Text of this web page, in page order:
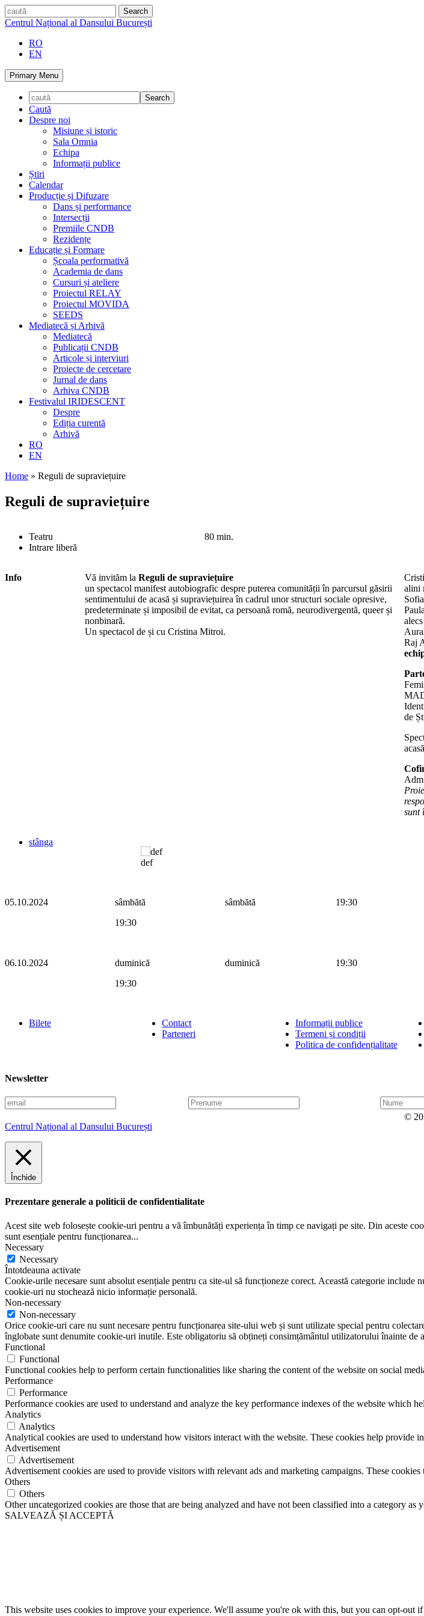
Skip
to
caută
Centrul Național al Dansului București
RO
EN
Primary Menu
Caută
Despre noi
Misiune și istoric
Sala Omnia
Echipa
Informații publice
Știri
Calendar
Producție și Difuzare
Dans și performance
Intersecții
Premiile CNDB
Rezidențe
Educație și Formare
Școala performativă
Academia de dans
Cursuri și ateliere
Proiectul RELAY
Proiectul MOVIDA
SEEDS
Mediatecă și Arhivă
Mediatecă
Publicații CNDB
Articole și interviuri
Proiecte de cercetare
Jurnal de dans
Arhiva CNDB
Festivalul IRIDESCENT
Despre
Ediția curentă
Arhivă
RO
EN
Home » Reguli de supraviețuire
Reguli de supraviețuire
Teatru
Intrare liberă
80 min.
Info Vă invităm la Reguli de supraviețuire
un spectacol manifest autobiografic despre puterea comunității în parcursul găsirii
sentimentului de acasă și supraviețuirea în cadrul unor structuri sociale opresive,
predeterminate și imposibil de evitat, ca persoană romă, neurodivergentă, queer și
nonbinară.
Un spectacol de și cu Cristina Mitroi.
alini
Raj
de
sunt
stânga
def
05.10.2024
sâmbătă
19:30
sâmbătă 19:30
06.10.2024
duminică
19:30
duminică 19:30
Bilete
Contact
Parteneri
Informații publice
Termeni și condiții
Politica de confidențialitate
Newsletter
E
m
a
i
l
P
r
N
u
Centrul Național al Dansului București
©
This website uses cookies to improve your experience. We'll assume you're ok with this, but you can opt-out
Închide
Prezentare generale a politicii de confidentialitate
Acest site web folosește cookie-uri pentru a vă îmbunătăți experiența în timp ce navigați pe site. Din aceste
sunt esențiale pentru funcționarea...
Necessary
Necessary
Întotdeauna activate
Cookie-urile necesare sunt absolut esențiale pentru ca site-ul să funcționeze corect. Această categorie
cookie-uri nu stochează nicio informație personală.
Non-necessary
Non-necessary
Orice cookie-uri care nu sunt necesare pentru funcționarea site-ului web și sunt utilizate special pentru
înglobate sunt denumite cookie-uri inutile. Este obligatoriu să obțineți consimțământul utilizatorului înainte de
Functional
Functional
Functional cookies help to perform certain functionalities like sharing the content of the website on social
Performance
Performance
Performance cookies are used to understand and analyze the key performance indexes of the website which
Analytics
Analytics
Analytical cookies are used to understand how visitors interact with the website. These cookies help provide
Advertisement
Advertisement
Advertisement cookies are used to provide visitors with relevant ads and marketing campaigns. These
Others
Others
Other uncategorized cookies are those that are being analyzed and have not been classified into a category as
SALVEAZĂ ȘI ACCEPTĂ